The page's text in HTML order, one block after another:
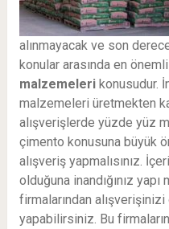
alınmayacak ve son
konular arasında en
malzemeleri konusudur.
malzemeleri üretmekten
alışverişlerde yüzde yüz
çimento konusuna büyük
alışveriş yapmalısınız.
olduğuna inandığınız
firmalarından alışverişinizi
yapabilirsiniz. Bu